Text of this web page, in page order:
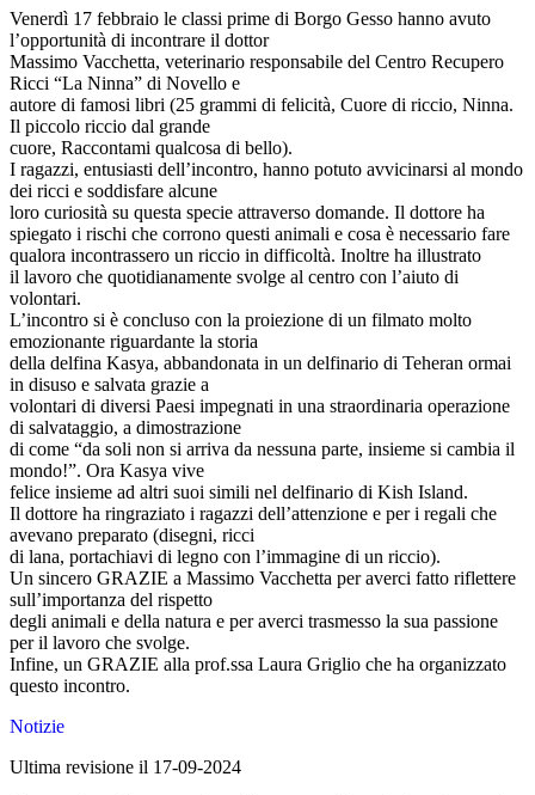
Venerdì 17 febbraio le classi prime di Borgo Gesso hanno avuto
l’opportunità di incontrare il dottor
Massimo Vacchetta, veterinario responsabile del Centro Recupero
Ricci “La Ninna” di Novello e
autore di famosi libri (25 grammi di felicità, Cuore di riccio, Ninna.
Il piccolo riccio dal grande
cuore, Raccontami qualcosa di bello).
I ragazzi, entusiasti dell’incontro, hanno potuto avvicinarsi al mondo
dei ricci e soddisfare alcune
loro curiosità su questa specie attraverso domande. Il dottore ha
spiegato i rischi che corrono questi animali e cosa è necessario fare
qualora incontrassero un riccio in difficoltà. Inoltre ha illustrato
il lavoro che quotidianamente svolge al centro con l’aiuto di
volontari.
L’incontro si è concluso con la proiezione di un filmato molto
emozionante riguardante la storia
della delfina Kasya, abbandonata in un delfinario di Teheran ormai
in disuso e salvata grazie a
volontari di diversi Paesi impegnati in una straordinaria operazione
di salvataggio, a dimostrazione
di come “da soli non si arriva da nessuna parte, insieme si cambia il
mondo!”. Ora Kasya vive
felice insieme ad altri suoi simili nel delfinario di Kish Island.
Il dottore ha ringraziato i ragazzi dell’attenzione e per i regali che
avevano preparato (disegni, ricci
di lana, portachiavi di legno con l’immagine di un riccio).
Un sincero GRAZIE a Massimo Vacchetta per averci fatto riflettere
sull’importanza del rispetto
degli animali e della natura e per averci trasmesso la sua passione
per il lavoro che svolge.
Infine, un GRAZIE alla prof.ssa Laura Griglio che ha organizzato
questo incontro.
Notizie
Ultima revisione il 17-09-2024